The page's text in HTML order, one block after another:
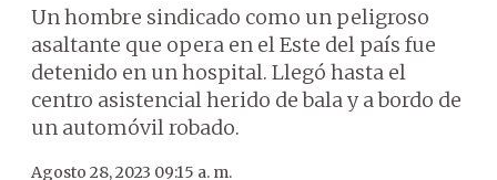
Un hombre sindicado como un peligroso
asaltante que opera en el Este del país fue
detenido en un hospital. Llegó hasta el
centro asistencial herido de bala y a bordo de
un automóvil robado.
Agosto 28, 2023 09:15 a. m.